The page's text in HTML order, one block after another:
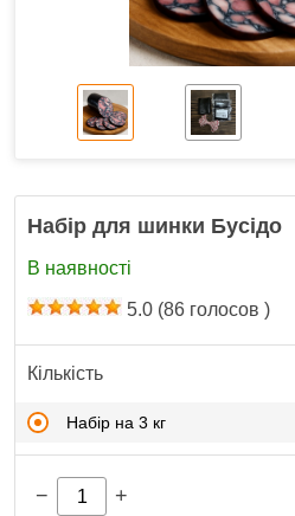
Набір для шинки Бусідо
В наявності
5.0 (86 голосов )
Кількість
Набір на 3 кг
− +